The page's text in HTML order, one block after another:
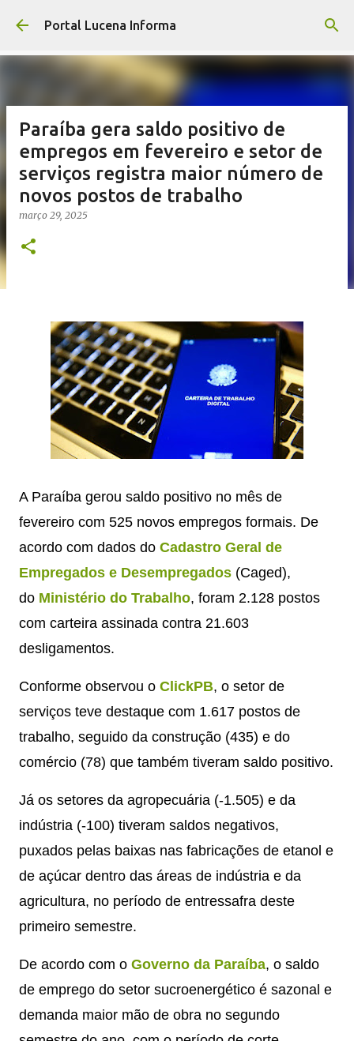
Pular para o conteúdo principal
Portal Lucena Informa
Paraíba gera saldo positivo de
empregos em fevereiro e setor de
serviços registra maior número de
novos postos de trabalho
março 29, 2025
A Paraíba gerou saldo positivo no mês de
fevereiro com 525 novos empregos formais. De
acordo com dados do Cadastro Geral de
Empregados e Desempregados (Caged),
do Ministério do Trabalho, foram 2.128 postos
com carteira assinada contra 21.603
desligamentos.
Conforme observou o ClickPB, o setor de
serviços teve destaque com 1.617 postos de
trabalho, seguido da construção (435) e do
comércio (78) que também tiveram saldo positivo.
Já os setores da agropecuária (-1.505) e da
indústria (-100) tiveram saldos negativos,
puxados pelas baixas nas fabricações de etanol e
de açúcar dentro das áreas de indústria e da
agricultura, no período de entressafra deste
primeiro semestre.
De acordo com o Governo da Paraíba, o saldo
de emprego do setor sucroenergético é sazonal e
demanda maior mão de obra no segundo